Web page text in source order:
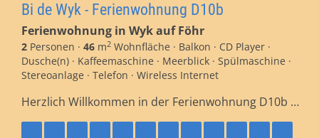
Bi de Wyk - Ferienwohnung D10b
Ferienwohnung in Wyk auf Föhr
2 Personen · 46 m2 Wohnfläche · Balkon · CD Player ·
Dusche(n) · Kaffeemaschine · Meerblick · Spülmaschine ·
Stereoanlage · Telefon · Wireless Internet
Herzlich Willkommen in der Ferienwohnung D10b …